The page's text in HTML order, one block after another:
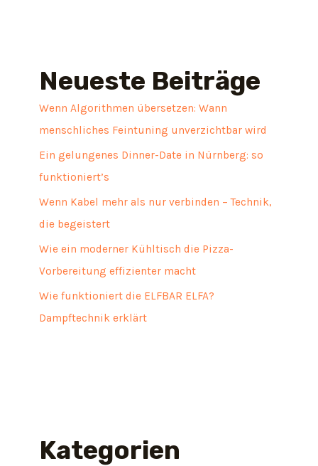
machen:
Übersicht
Neueste Beiträge
Wenn Algorithmen übersetzen: Wann
menschliches Feintuning unverzichtbar wird
Ein gelungenes Dinner-Date in Nürnberg: so
funktioniert’s
Wenn Kabel mehr als nur verbinden – Technik,
die begeistert
Wie ein moderner Kühltisch die Pizza-
Vorbereitung effizienter macht
Wie funktioniert die ELFBAR ELFA?
Dampftechnik erklärt
Kategorien